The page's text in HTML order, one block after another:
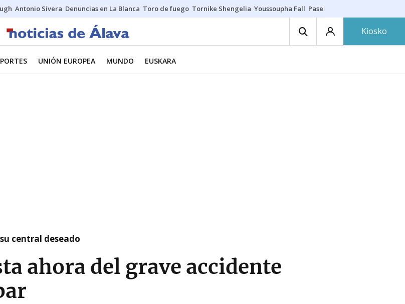
Antonio Sivera Denuncias en La Blanca Toro de fuego Tornike Shengelia Youssoupha Fall Paseíllo único
Kiosko
UNIÓN EUROPEA MUNDO EUSKARA
central deseado
ahora del grave accidente